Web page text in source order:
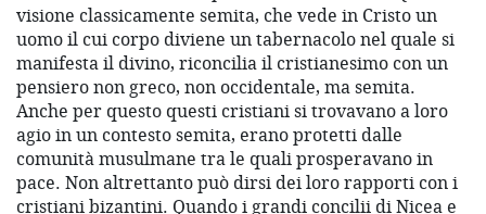
visione classicamente semita, che vede in Cristo un
uomo il cui corpo diviene un tabernacolo nel quale si
manifesta il divino, riconcilia il cristianesimo con un
pensiero non greco, non occidentale, ma semita.
Anche per questo questi cristiani si trovavano a loro
agio in un contesto semita, erano protetti dalle
comunità musulmane tra le quali prosperavano in
pace. Non altrettanto può dirsi dei loro rapporti con i
cristiani bizantini. Quando i grandi concilii di Nicea e